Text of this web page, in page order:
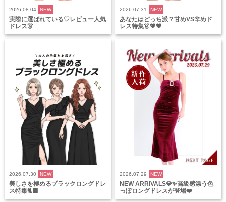
2026.08.04 NEW
実際に選ばれている♡レビュー人気
ドレス👗
2026.07.31 NEW
あなたはどっち派？甘めVS辛めド
レス特集👗💖🖤
2026.07.30 NEW
美しさを極めるブラックロングドレ
ス特集🐈‍⬛
2026.07.29 NEW
NEW ARRIVALS💎✨高級感漂う色
っぽロングドレスが登場❤️